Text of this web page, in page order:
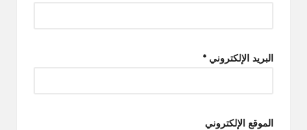
البريد الإلكتروني *
الموقع الإلكتروني